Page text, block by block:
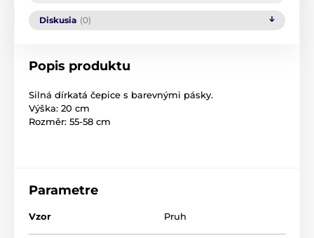
Diskusia (0)
Popis produktu
Silná dírkatá čepice s barevnými pásky.
Výška: 20 cm
Rozměr: 55-58 cm
Parametre
Vzor Pruh